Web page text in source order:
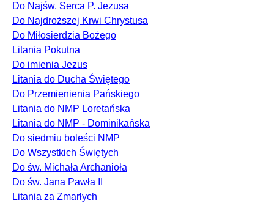
Do Najśw. Serca P. Jezusa
Do Najdroższej Krwi Chrystusa
Do Miłosierdzia Bożego
Litania Pokutna
Do imienia Jezus
Litania do Ducha Świętego
Do Przemienienia Pańskiego
Litania do NMP Loretańska
Litania do NMP - Dominikańska
Do siedmiu boleści NMP
Do Wszystkich Świętych
Do św. Michała Archanioła
Do św. Jana Pawła II
Litania za Zmarłych